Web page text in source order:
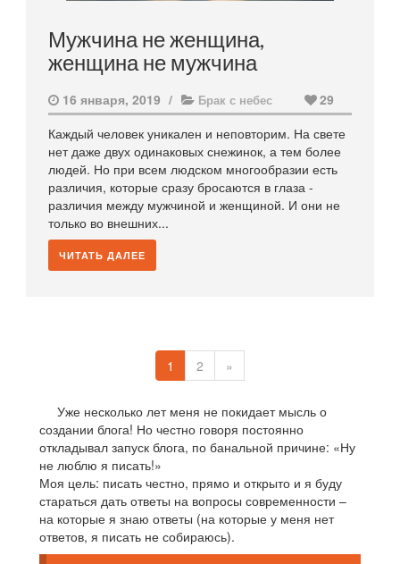
Мужчина не женщина,
женщина не мужчина
16 января, 2019 / Брак с небес
29
Каждый человек уникален и неповторим. На свете
нет даже двух одинаковых снежинок, а тем более
людей. Но при всем людском многообразии есть
различия, которые сразу бросаются в глаза -
различия между мужчиной и женщиной. И они не
только во внешних...
ЧИТАТЬ ДАЛЕЕ
1 2 »
Уже несколько лет меня не покидает мысль о
создании блога! Но честно говоря постоянно
откладывал запуск блога, по банальной причине: «Ну
не люблю я писать!»
Моя цель: писать честно, прямо и открыто и я буду
стараться дать ответы на вопросы современности –
на которые я знаю ответы (на которые у меня нет
ответов, я писать не собираюсь).